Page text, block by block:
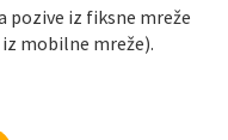
pozive iz fiksne mreže
iz mobilne mreže).